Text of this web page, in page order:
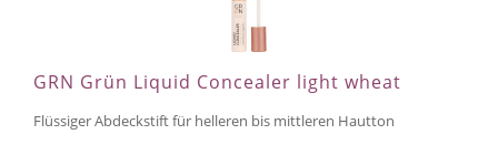
GRN Grün Liquid Concealer light wheat
Flüssiger Abdeckstift für helleren bis mittleren Hautton